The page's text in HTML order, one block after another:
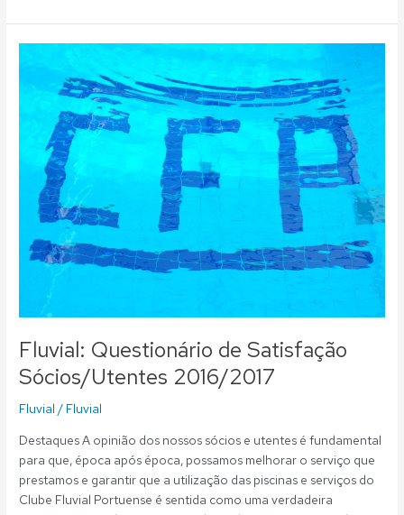
Fluvial: Questionário de Satisfação
Sócios/Utentes 2016/2017
Fluvial / Fluvial
Destaques A opinião dos nossos sócios e utentes é fundamental
para que, época após época, possamos melhorar o serviço que
prestamos e garantir que a utilização das piscinas e serviços do
Clube Fluvial Portuense é sentida como uma verdadeira
Questionário
Satisfação
Sócios/Utentes
2016/2017